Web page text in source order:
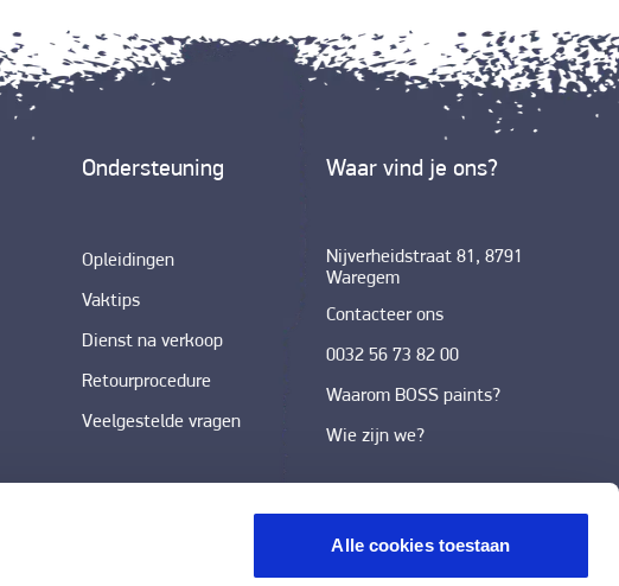
Alle cookies toestaan
Ondersteuning
Opleidingen
Vaktips
Dienst na verkoop
Retourprocedure
Veelgestelde vragen
Waar vind je ons?
Nijverheidstraat 81, 8791
Waregem
Contacteer ons
0032 56 73 82 00
Waarom BOSS paints?
Wie zijn we?